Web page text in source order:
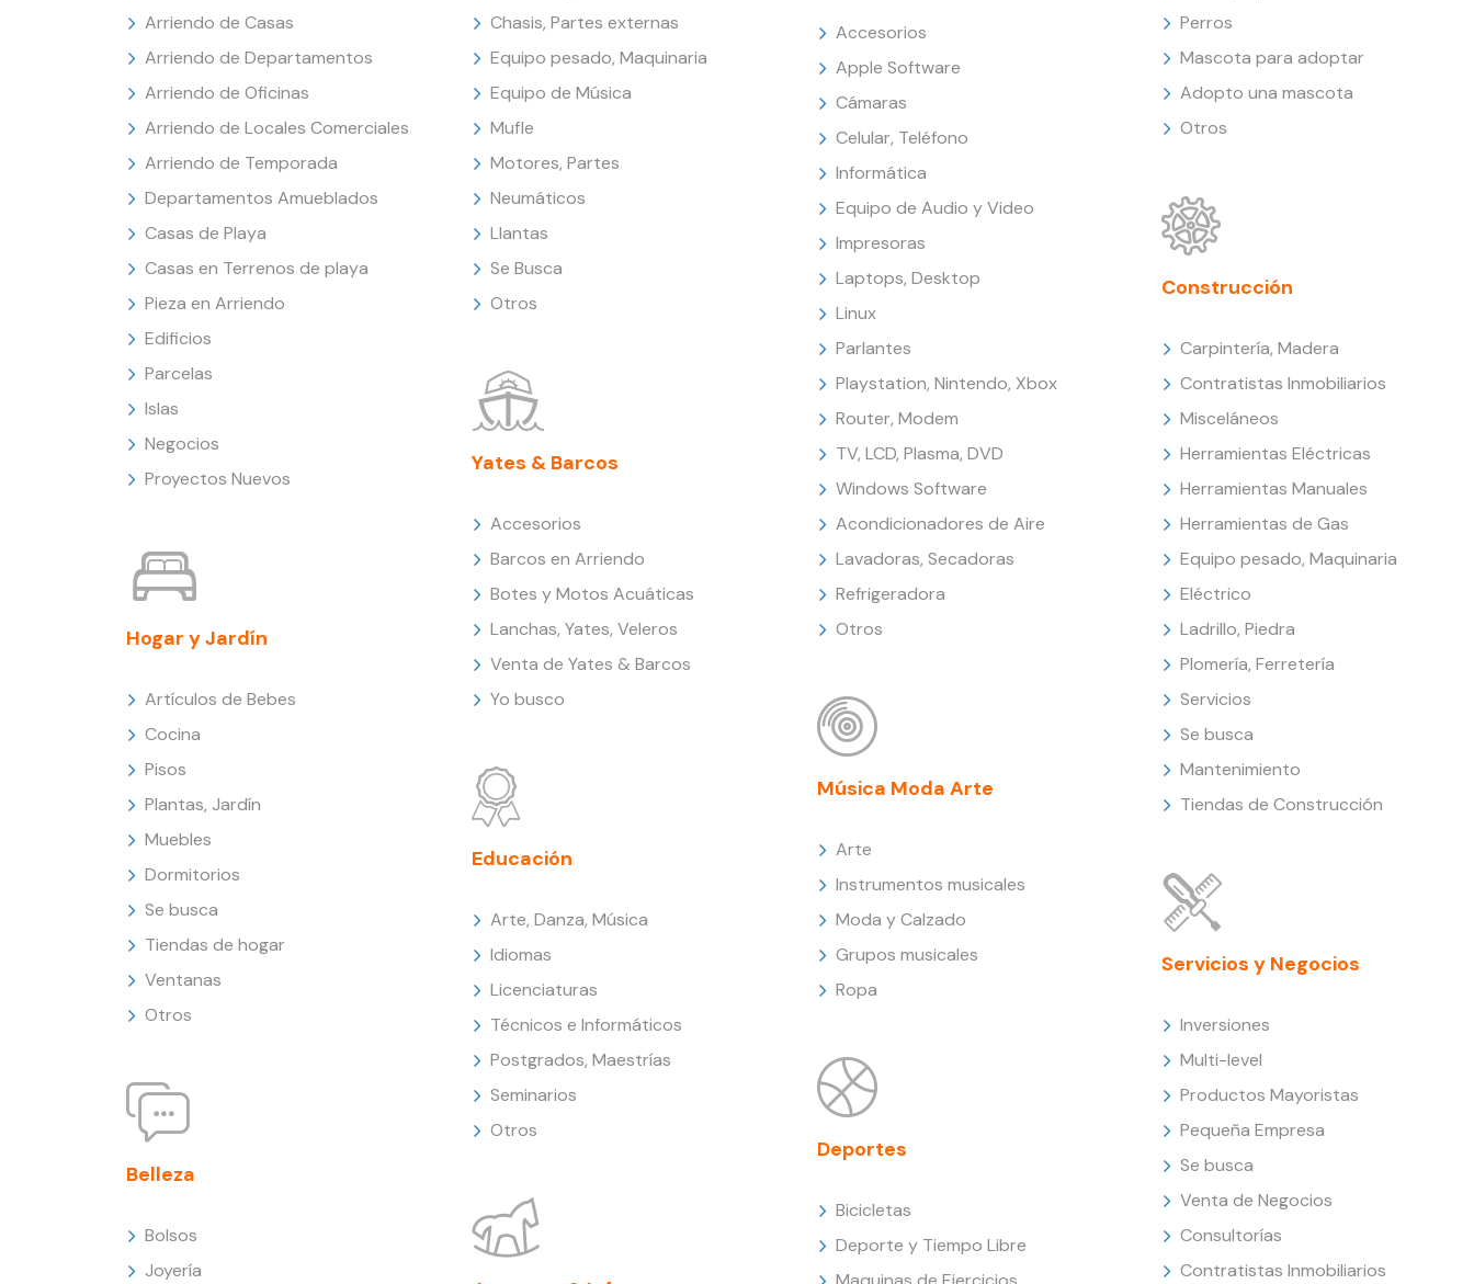
Arriendo de Casas
Arriendo de Departamentos
Arriendo de Oficinas
Arriendo de Locales Comerciales
Arriendo de Temporada
Departamentos Amueblados
Casas de Playa
Casas en Terrenos de playa
Pieza en Arriendo
Edificios
Parcelas
Islas
Negocios
Proyectos Nuevos
Hogar y Jardín
Artículos de Bebes
Cocina
Pisos
Plantas, Jardín
Muebles
Dormitorios
Se busca
Tiendas de hogar
Ventanas
Otros
Belleza
Bolsos
Joyería
Chasis, Partes externas
Equipo pesado, Maquinaria
Equipo de Música
Mufle
Motores, Partes
Neumáticos
Llantas
Se Busca
Otros
Yates & Barcos
Accesorios
Barcos en Arriendo
Botes y Motos Acuáticas
Lanchas, Yates, Veleros
Venta de Yates & Barcos
Yo busco
Educación
Arte, Danza, Música
Idiomas
Licenciaturas
Técnicos e Informáticos
Postgrados, Maestrías
Seminarios
Otros
Accesorios
Apple Software
Cámaras
Celular, Teléfono
Informática
Equipo de Audio y Video
Impresoras
Laptops, Desktop
Linux
Parlantes
Playstation, Nintendo, Xbox
Router, Modem
TV, LCD, Plasma, DVD
Windows Software
Acondicionadores de Aire
Lavadoras, Secadoras
Refrigeradora
Otros
Música Moda Arte
Arte
Instrumentos musicales
Moda y Calzado
Grupos musicales
Ropa
Deportes
Bicicletas
Deporte y Tiempo Libre
Perros
Mascota para adoptar
Adopto una mascota
Otros
Construcción
Carpintería, Madera
Contratistas Inmobiliarios
Misceláneos
Herramientas Eléctricas
Herramientas Manuales
Herramientas de Gas
Equipo pesado, Maquinaria
Eléctrico
Ladrillo, Piedra
Plomería, Ferretería
Servicios
Se busca
Mantenimiento
Tiendas de Construcción
Servicios y Negocios
Inversiones
Multi-level
Productos Mayoristas
Pequeña Empresa
Se busca
Venta de Negocios
Consultorías
Contratistas Inmobiliarios